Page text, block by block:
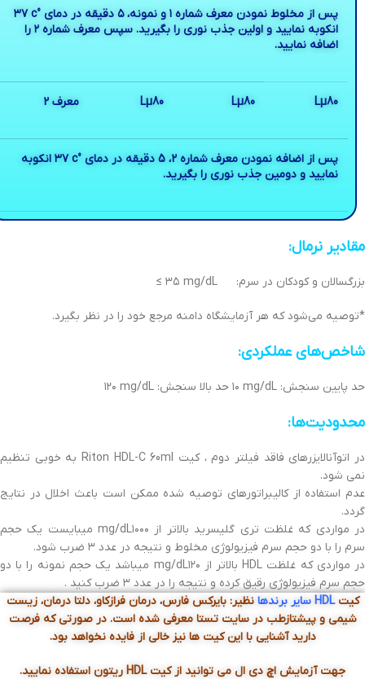
پس‌ از مخلوط نمودن معرف شماره ١ و نمونه‌، ٥ دقیقه‌ در دمای °c ٣٧
انکوبه‌ نمایید و اولین‌ جذب نوری‌ را بگیرید. سپس‌ معرف شماره ٢ را
اضافه‌ نمایید.
Lµ80
Lµ80
Lµ80 معرف 2
پس‌ از اضافه‌ نمودن معرف شماره 2، 5 دقیقه‌ در دمای‌ °c ٣٧ انکوبه‌
نمایید و دومین‌ جذب نوری‌ را بگیرید.
مقادیر نرمال:
بزرگسالان و کودکان در سرم: mg/dL ٣٥ ≥
*توصیه‌ می‌شود که‌ هر آزمایشگاه دامنه‌ مرجع‌ خود را در نظر بگیرد.
شاخص‌های عملکردی‌:
حد پایین‌ سنجش‌: mg/dL ١٠ حد بالا سنجش‌: mg/dL ١٢٠
محدودیت‌ها:
در اتوآنالایزرهای‌ فاقد فیلتر دوم ، کیت‌ Riton HDL-C 60ml به‌ خوبی‌ تنظیم
نمی‌ شود.
عدم استفاده از کالیبراتورهای‌ توصیه‌ شده ممکن‌ است‌ باعث‌ اخلال در نتایج‌
گردد.
در مواردی‌ که‌ غلظت‌ تری‌ گلیسرید بالاتر از mg/dL١٠٠٠ میبایست‌ یک‌ حجم‌
سرم را با دو حجم‌ سرم فیزیولوژی‌ مخلوط و نتیجه‌ در عدد ٣ ضرب شود.
در مواردی‌ که‌ غلظت‌ HDL بالاتر از mg/dL١٢٠ میباشد یک‌ حجم‌ نمونه‌ را با دو
حجم‌ سرم فیزیولوژی‌ رقیق‌ کرده و نتیجه‌ را در عدد ٣ ضرب کنید .
کیتHDL سایر برندها
نظیر: بایرکس فارس، درمان فرازکاو، دلتا درمان، زیست
شیمی و پیشتازطب در سایت تستا معرفی شده است. در صورتی که فرصت
دارید آشنایی با این کیت ها نیز خالی از فایده نخواهد بود.
جهت آزمایش اچ دی ال می توانید از کیت HDL ریتون استفاده نمایید.